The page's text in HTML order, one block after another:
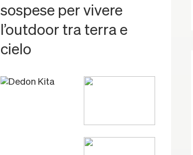
sospese per vivere
l’outdoor tra terra e
cielo